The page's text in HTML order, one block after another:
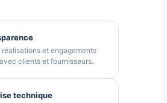
réalisations et engagements
clients et fournisseurs.
technique